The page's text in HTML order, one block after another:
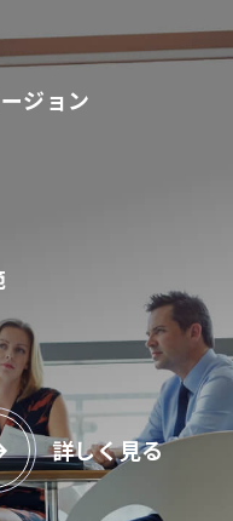
ジョン
詳しく見る